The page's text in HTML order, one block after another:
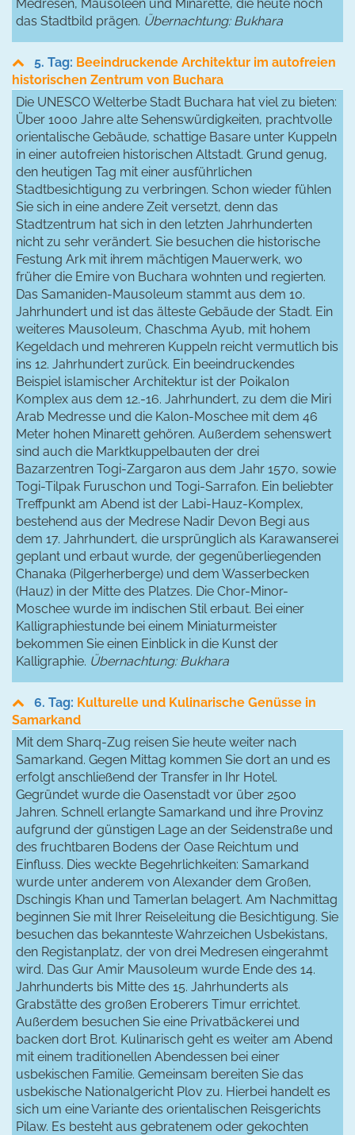
Medresen, Mausoleen und Minarette, die heute noch
das Stadtbild prägen. Übernachtung: Bukhara
5. Tag: Beeindruckende Architektur im autofreien
historischen Zentrum von Buchara
Die UNESCO Welterbe Stadt Buchara hat viel zu bieten:
Über 1000 Jahre alte Sehenswürdigkeiten, prachtvolle
orientalische Gebäude, schattige Basare unter Kuppeln
in einer autofreien historischen Altstadt. Grund genug,
den heutigen Tag mit einer ausführlichen
Stadtbesichtigung zu verbringen. Schon wieder fühlen
Sie sich in eine andere Zeit versetzt, denn das
Stadtzentrum hat sich in den letzten Jahrhunderten
nicht zu sehr verändert. Sie besuchen die historische
Festung Ark mit ihrem mächtigen Mauerwerk, wo
früher die Emire von Buchara wohnten und regierten.
Das Samaniden-Mausoleum stammt aus dem 10.
Jahrhundert und ist das älteste Gebäude der Stadt. Ein
weiteres Mausoleum, Chaschma Ayub, mit hohem
Kegeldach und mehreren Kuppeln reicht vermutlich bis
ins 12. Jahrhundert zurück. Ein beeindruckendes
Beispiel islamischer Architektur ist der Poikalon
Komplex aus dem 12.-16. Jahrhundert, zu dem die Miri
Arab Medresse und die Kalon-Moschee mit dem 46
Meter hohen Minarett gehören. Außerdem sehenswert
sind auch die Marktkuppelbauten der drei
Bazarzentren Togi-Zargaron aus dem Jahr 1570, sowie
Togi-Tilpak Furuschon und Togi-Sarrafon. Ein beliebter
Treffpunkt am Abend ist der Labi-Hauz-Komplex,
bestehend aus der Medrese Nadir Devon Begi aus
dem 17. Jahrhundert, die ursprünglich als Karawanserei
geplant und erbaut wurde, der gegenüberliegenden
Chanaka (Pilgerherberge) und dem Wasserbecken
(Hauz) in der Mitte des Platzes. Die Chor-Minor-
Moschee wurde im indischen Stil erbaut. Bei einer
Kalligraphiestunde bei einem Miniaturmeister
bekommen Sie einen Einblick in die Kunst der
Kalligraphie. Übernachtung: Bukhara
6. Tag: Kulturelle und Kulinarische Genüsse in
Samarkand
Mit dem Sharq-Zug reisen Sie heute weiter nach
Samarkand. Gegen Mittag kommen Sie dort an und es
erfolgt anschließend der Transfer in Ihr Hotel.
Gegründet wurde die Oasenstadt vor über 2500
Jahren. Schnell erlangte Samarkand und ihre Provinz
aufgrund der günstigen Lage an der Seidenstraße und
des fruchtbaren Bodens der Oase Reichtum und
Einfluss. Dies weckte Begehrlichkeiten: Samarkand
wurde unter anderem von Alexander dem Großen,
Dschingis Khan und Tamerlan belagert. Am Nachmittag
beginnen Sie mit Ihrer Reiseleitung die Besichtigung. Sie
besuchen das bekannteste Wahrzeichen Usbekistans,
den Registanplatz, der von drei Medresen eingerahmt
wird. Das Gur Amir Mausoleum wurde Ende des 14.
Jahrhunderts bis Mitte des 15. Jahrhunderts als
Grabstätte des großen Eroberers Timur errichtet.
Außerdem besuchen Sie eine Privatbäckerei und
backen dort Brot. Kulinarisch geht es weiter am Abend
mit einem traditionellen Abendessen bei einer
usbekischen Familie. Gemeinsam bereiten Sie das
usbekische Nationalgericht Plov zu. Hierbei handelt es
sich um eine Variante des orientalischen Reisgerichts
Pilaw. Es besteht aus gebratenem oder gekochten